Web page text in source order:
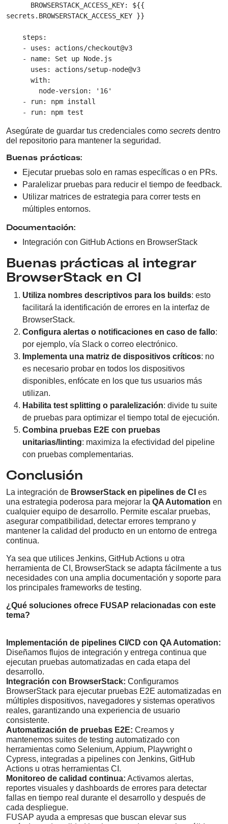
secrets.BROWSERSTACK_ACCESS_KEY }}
    - run: npm test
Asegúrate de guardar tus credenciales como secrets dentro
del repositorio para mantener la seguridad.
Buenas prácticas:
Ejecutar pruebas solo en ramas específicas o en PRs.
Paralelizar pruebas para reducir el tiempo de feedback.
Utilizar matrices de estrategia para correr tests en
múltiples entornos.
Documentación:
Integración con GitHub Actions en BrowserStack
Buenas prácticas al integrar
BrowserStack en CI
Utiliza nombres descriptivos para los builds: esto
facilitará la identificación de errores en la interfaz de
BrowserStack.
Configura alertas o notificaciones en caso de fallo:
por ejemplo, vía Slack o correo electrónico.
Implementa una matriz de dispositivos críticos: no
es necesario probar en todos los dispositivos
disponibles, enfócate en los que tus usuarios más
utilizan.
Habilita test splitting o paralelización: divide tu suite
de pruebas para optimizar el tiempo total de ejecución.
Combina pruebas E2E con pruebas
unitarias/linting: maximiza la efectividad del pipeline
con pruebas complementarias.
Conclusión
La integración de BrowserStack en pipelines de CI es
una estrategia poderosa para mejorar la QA Automation en
cualquier equipo de desarrollo. Permite escalar pruebas,
asegurar compatibilidad, detectar errores temprano y
mantener la calidad del producto en un entorno de entrega
continua.
Ya sea que utilices Jenkins, GitHub Actions u otra
herramienta de CI, BrowserStack se adapta fácilmente a tus
necesidades con una amplia documentación y soporte para
los principales frameworks de testing.
¿Qué soluciones ofrece FUSAP relacionadas con este
tema?
Implementación de pipelines CI/CD con QA Automation:
Diseñamos flujos de integración y entrega continua que
ejecutan pruebas automatizadas en cada etapa del
desarrollo.
Integración con BrowserStack: Configuramos
BrowserStack para ejecutar pruebas E2E automatizadas en
múltiples dispositivos, navegadores y sistemas operativos
reales, garantizando una experiencia de usuario
consistente.
Automatización de pruebas E2E: Creamos y
mantenemos suites de testing automatizado con
herramientas como Selenium, Appium, Playwright o
Cypress, integradas a pipelines con Jenkins, GitHub
Actions u otras herramientas CI.
Monitoreo de calidad continua: Activamos alertas,
reportes visuales y dashboards de errores para detectar
fallas en tiempo real durante el desarrollo y después de
cada despliegue.
FUSAP ayuda a empresas que buscan elevar sus